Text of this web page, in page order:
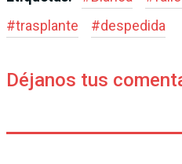
#trasplante #despedida
Déjanos tus